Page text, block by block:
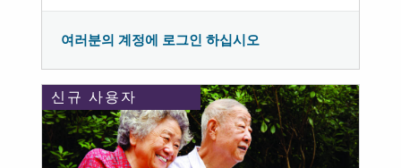
여러분의 계정에 로그인 하십시오
신규 사용자